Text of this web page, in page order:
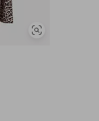
Soortgelijke